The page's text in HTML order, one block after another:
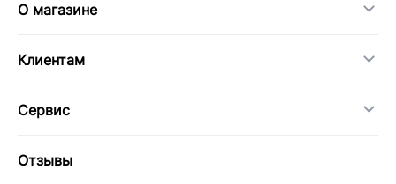
О магазине
Клиентам
Сервис
Отзывы